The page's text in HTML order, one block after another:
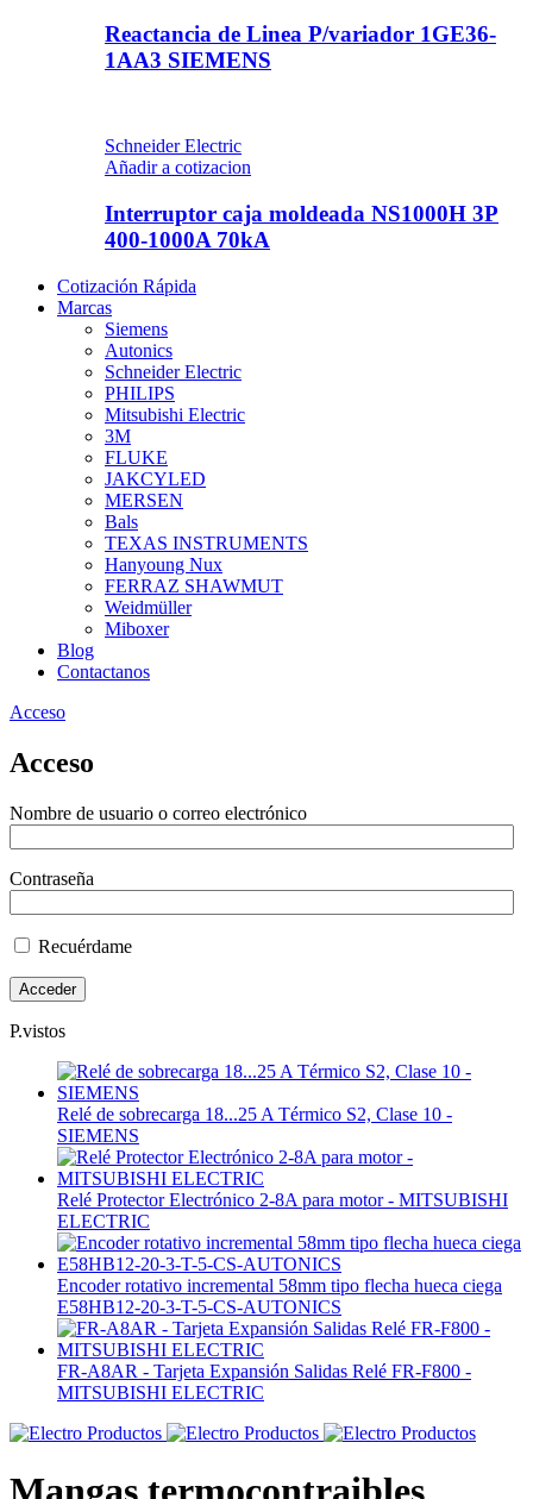
Reactancia de Linea P/variador 1GE36-
1AA3 SIEMENS
Schneider Electric
Añadir a cotizacion
Interruptor caja moldeada NS1000H 3P
400-1000A 70kA
Cotización Rápida
Marcas
Siemens
Autonics
Schneider Electric
PHILIPS
Mitsubishi Electric
3M
FLUKE
JAKCYLED
MERSEN
Bals
TEXAS INSTRUMENTS
Hanyoung Nux
FERRAZ SHAWMUT
Weidmüller
Miboxer
Blog
Contactanos
Acceso
Acceso
Nombre de usuario o correo electrónico
Contraseña
Recuérdame
P.vistos
Relé de sobrecarga 18...25 A Térmico S2, Clase 10 -
SIEMENS
Relé Protector Electrónico 2-8A para motor - MITSUBISHI
ELECTRIC
Encoder rotativo incremental 58mm tipo flecha hueca ciega
E58HB12-20-3-T-5-CS-AUTONICS
FR-A8AR - Tarjeta Expansión Salidas Relé FR-F800 -
MITSUBISHI ELECTRIC